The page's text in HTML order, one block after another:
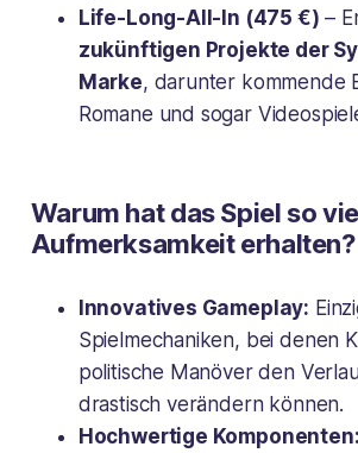
Life-Long-All-In (475 €) –
zukünftigen Projekte der
Marke, darunter kommende
Romane und sogar
Warum hat das Spiel so
Aufmerksamkeit erhalten?
Innovatives Gameplay:
Spielmechaniken, bei denen
politische Manöver den
drastisch verändern können.
Hochwertige Komponenten: